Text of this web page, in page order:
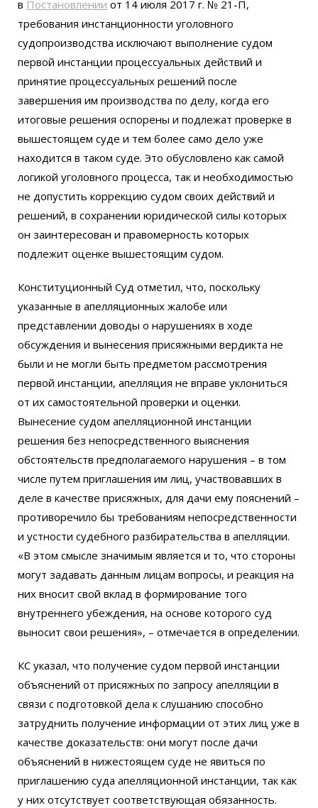
в Постановлении от 14 июля 2017 г. № 21-П,
требования инстанционности уголовного
судопроизводства исключают выполнение судом
первой инстанции процессуальных действий и
принятие процессуальных решений после
завершения им производства по делу, когда его
итоговые решения оспорены и подлежат проверке в
вышестоящем суде и тем более само дело уже
находится в таком суде. Это обусловлено как самой
логикой уголовного процесса, так и необходимостью
не допустить коррекцию судом своих действий и
решений, в сохранении юридической силы которых
он заинтересован и правомерность которых
подлежит оценке вышестоящим судом.
Конституционный Суд отметил, что, поскольку
указанные в апелляционных жалобе или
представлении доводы о нарушениях в ходе
обсуждения и вынесения присяжными вердикта не
были и не могли быть предметом рассмотрения
первой инстанции, апелляция не вправе уклониться
от их самостоятельной проверки и оценки.
Вынесение судом апелляционной инстанции
решения без непосредственного выяснения
обстоятельств предполагаемого нарушения – в том
числе путем приглашения им лиц, участвовавших в
деле в качестве присяжных, для дачи ему пояснений –
противоречило бы требованиям непосредственности
и устности судебного разбирательства в апелляции.
«В этом смысле значимым является и то, что стороны
могут задавать данным лицам вопросы, и реакция на
них вносит свой вклад в формирование того
внутреннего убеждения, на основе которого суд
выносит свои решения», – отмечается в определении.
КС указал, что получение судом первой инстанции
объяснений от присяжных по запросу апелляции в
связи с подготовкой дела к слушанию способно
затруднить получение информации от этих лиц уже в
качестве доказательств: они могут после дачи
объяснений в нижестоящем суде не явиться по
приглашению суда апелляционной инстанции, так как
у них отсутствует соответствующая обязанность.